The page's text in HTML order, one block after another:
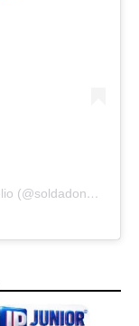
Um post compartilhado por Soldado Noelio (@soldadonoelio)